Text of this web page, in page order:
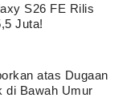
S26 FE Rilis
Juta!
atas Dugaan
di Bawah Umur